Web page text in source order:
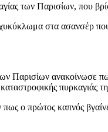
των Παρισίων, που
στα ασανσέρ που
Παρισίων ανακοίνωσε
πυρκαγιάς
πως ο πρώτος καπνός